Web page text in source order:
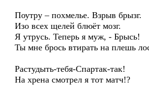
Поутру – похмелье. Взрыв брызг.
Изо всех щелей блюёт мозг.
Я утрусь. Теперь я муж, - Брысь!
Ты мне брось втирать на плешь
Растудыть-тебя-Спартак-так!
На хрена смотрел я тот матч!?